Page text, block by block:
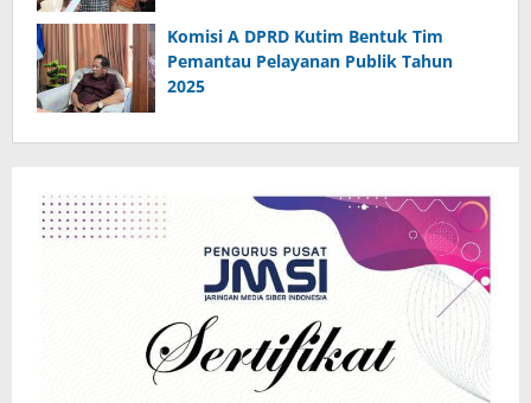
Komisi A DPRD Kutim Bentuk Tim
Pemantau Pelayanan Publik Tahun
2025